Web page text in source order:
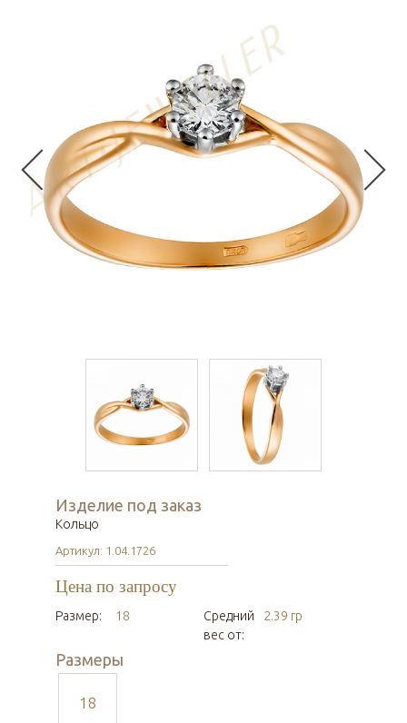
Изделие под заказ
Кольцо
Артикул: 1.04.1726
Цена по запросу
Размер: 18
Средний
вес от:
2.39 гр
Размеры
18